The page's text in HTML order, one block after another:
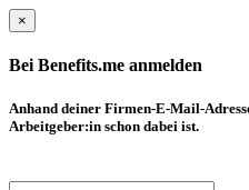
×
Bei Benefits.me anmelden
Anhand deiner Firmen-E-Mail-
Arbeitgeber:in schon dabei ist.